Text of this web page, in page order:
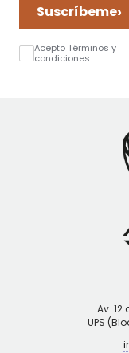
Suscríbeme›
Acepto Términos y
condiciones
Av. 12
UPS